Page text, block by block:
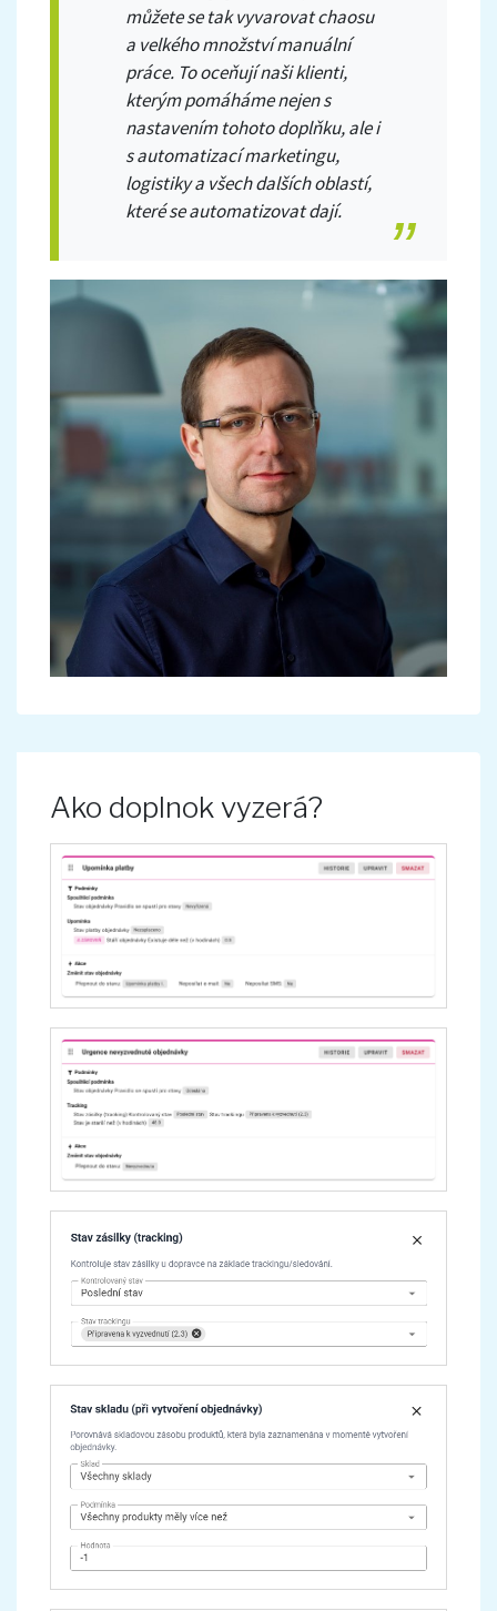
můžete se tak vyvarovat chaosu
a velkého množství manuální
práce. To oceňují naši klienti,
kterým pomáháme nejen s
nastavením tohoto doplňku, ale i
s automatizací marketingu,
logistiky a všech dalších oblastí,
které se automatizovat dají.
Ako doplnok vyzerá?